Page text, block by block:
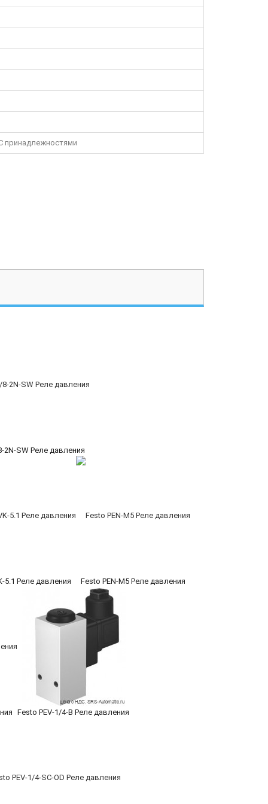
принадлежностями
2N-SW Реле давления
5.1 Реле давления Festo PEN-M5 Реле давления
Festo PEV-1/4-B Реле давления